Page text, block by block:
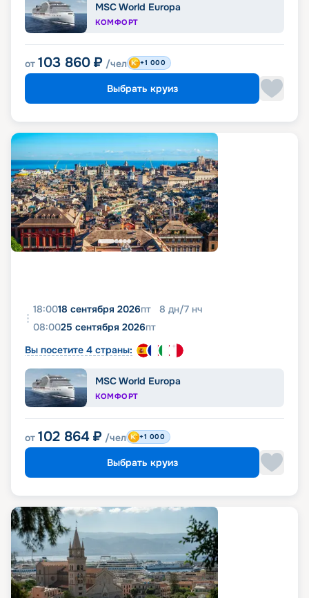
MSC World Europa
КОМФОРТ
от 103 860 ₽ /чел +1 000
Выбрать круиз
18:0018 сентября 2026пт 8 дн/7 нч
08:0025 сентября 2026пт
Вы посетите 4 страны:
MSC World Europa
КОМФОРТ
от 102 864 ₽ /чел +1 000
Выбрать круиз